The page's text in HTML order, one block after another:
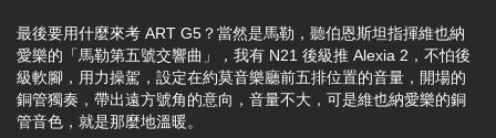
最後要用什麼來考 ART G5？當然是馬勒，聽伯恩斯坦指揮維也納
愛樂的「馬勒第五號交響曲」，我有 N21 後級推 Alexia 2，不怕後
級軟腳，用力操駕，設定在約莫音樂廳前五排位置的音量，開場的
銅管獨奏，帶出遠方號角的意向，音量不大，可是維也納愛樂的銅
管音色，就是那麼地溫暖。